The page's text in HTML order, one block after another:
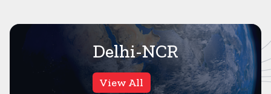
Delhi-NCR
View All